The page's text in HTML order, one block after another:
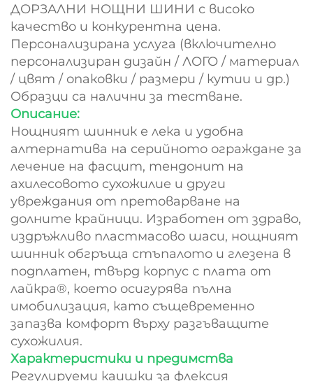
ДОРЗАЛНИ НОЩНИ ШИНИ с високо
качество и конкурентна цена.
Персонализирана услуга (включително
персонализиран дизайн / ЛОГО / материал
/ цвят / опаковки / размери / кутии и др.)
Образци са налични за тестване.
Описание:
Нощният шинник е лека и удобна
алтернатива на серийното ограждане за
лечение на фасцит, тендонит на
ахилесовото сухожилие и други
увреждания от претоварване на
долните крайници. Изработен от здраво,
издръжливо пластмасово шаси, нощният
шинник обгръща стъпалото и глезена в
подплатен, твърд корпус с плата от
лайкра®, което осигурява пълна
имобилизация, като същевременно
запазва комфорт върху разгъващите
сухожилия.
Характеристики и предимства
Регулируеми каишки за флексия